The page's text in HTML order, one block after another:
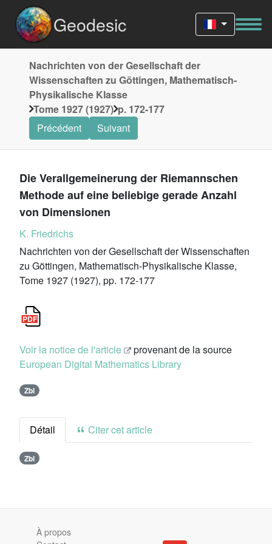
Geodesic
Nachrichten von der Gesellschaft der
Wissenschaften zu Göttingen, Mathematisch-
Physikalische Klasse
Tome 1927 (1927) p. 172-177
Précédent
Suivant
Die Verallgemeinerung der Riemannschen
Methode auf eine beliebige gerade Anzahl
von Dimensionen
K. Friedrichs
Nachrichten von der Gesellschaft der Wissenschaften
zu Göttingen, Mathematisch-Physikalische Klasse,
Tome 1927 (1927), pp. 172-177
Voir la notice de l'article
provenant de la source
European Digital Mathematics Library
Zbl
Détail Citer cet article
Zbl
À propos